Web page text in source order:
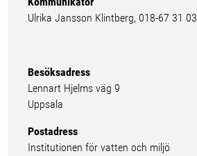
Ulrika Jansson Klintberg, 018-67 31 03
Besöksadress
Lennart Hjelms väg 9
Uppsala
Postadress
Institutionen för vatten och miljö